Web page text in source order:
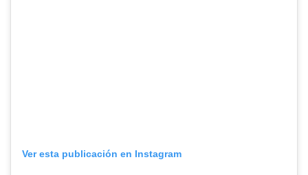
Ver esta publicación en Instagram